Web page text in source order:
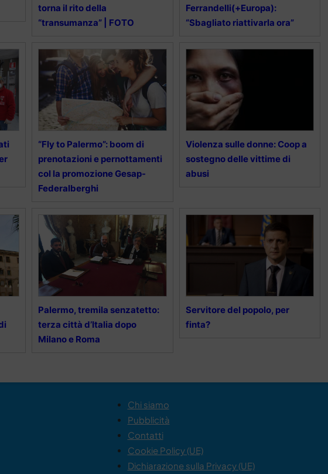
torna il rito della
“transumanza” | FOTO
Ferrandelli(+Europa):
“Sbagliato riattivarla ora”
“Fly to Palermo”: boom di
prenotazioni e pernottamenti
col la promozione Gesap-
Federalberghi
Violenza sulle donne: Coop a
sostegno delle vittime di
abusi
Palermo, tremila senzatetto:
terza città d’Italia dopo
Milano e Roma
Servitore del popolo, per
finta?
Chi siamo
Pubblicità
Contatti
Cookie Policy (UE)
Dichiarazione sulla Privacy (UE)